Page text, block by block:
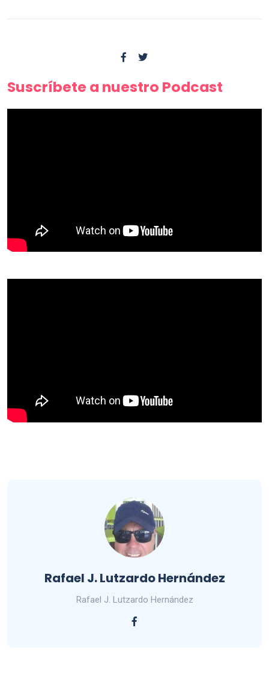
Suscríbete a nuestro Podcast
Rafael J. Lutzardo Hernández
Rafael J. Lutzardo Hernández